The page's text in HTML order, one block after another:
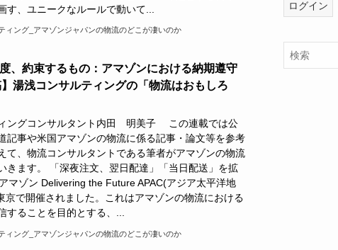
す、ユニークなルールで動いて...
ィング_アマゾンジャパンの物流のどこが凄いのか
、約束するもの：アマゾンにおける納期遵守
湯浅コンサルティングの「物流はおもしろ
ングコンサルタント内田 明美子 この連載では公
記事や米国アマゾンの物流に係る記事・論文等を参考
て、物流コンサルタントである筆者がアマゾンの物流
きます。 「深夜注文、翌日配達」「当日配送」を拡
ゾン Delivering the Future APAC(アジア太平洋地
京で開催されました。これはアマゾンの物流における
することを目的とする、...
ィング_アマゾンジャパンの物流のどこが凄いのか